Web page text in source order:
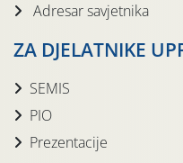
Adresar savjetnika
ZA DJELATNIKE
SEMIS
PIO
Prezentacije